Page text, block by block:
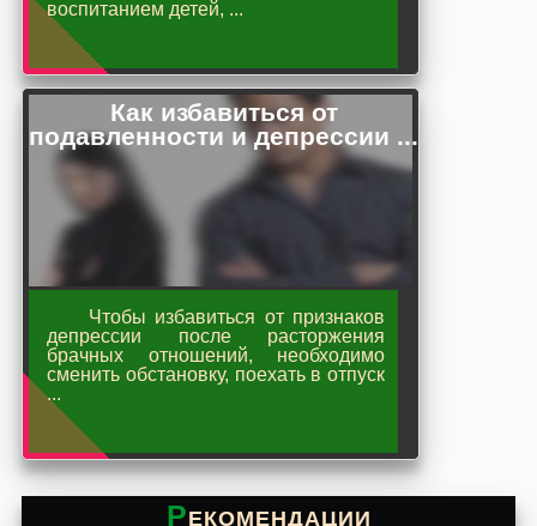
воспитанием детей, ...
Как избавиться от
подавленности и депрессии ...
Чтобы избавиться от признаков
депрессии после расторжения
брачных отношений, необходимо
сменить обстановку, поехать в отпуск
...
Рекомендации